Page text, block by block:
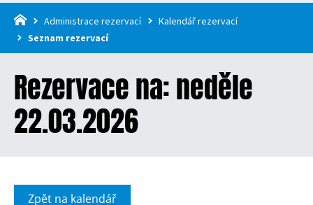
Administrace rezervací
Kalendář rezervací
Seznam rezervací
Rezervace na: neděle
22.03.2026
Zpět na kalendář